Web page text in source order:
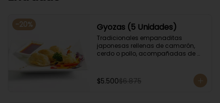
-20% Gyozas (5 Unidades)
Tradicionales empanaditas
japonesas rellenas de camarón,
cerdo o pollo, acompañadas de
$5.500$6.875